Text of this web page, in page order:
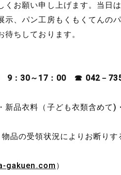
お願い申し上げます。当日
、パン工房もくもくてんの
ちしております。
9：30～17：00 ☎ 042－
品衣料（子ども衣類含めて)
品の受領状況によりお断り
gakuen.com ）